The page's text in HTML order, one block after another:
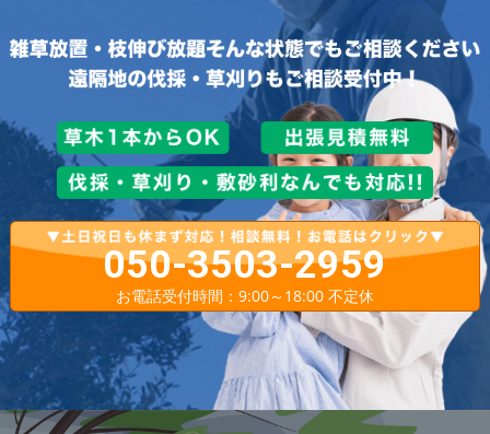
050-3503-2959
お電話受付時間：9:00～18:00 不定休